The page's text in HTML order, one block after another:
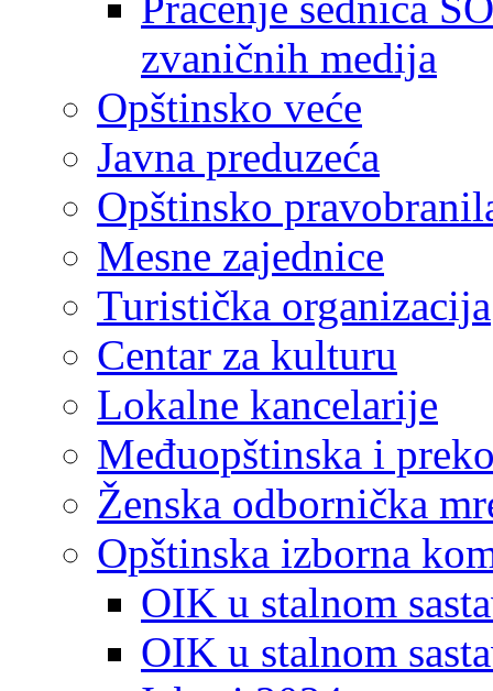
zvaničnih medija
Opštinsko veće
Javna preduzeća
Opštinsko
Mesne zajednice
Turistička organizacija
Centar za kulturu
Lokalne kancelarije
Međuopštinska i
Ženska odbornička
Opštinska izborna
OIK u stalnom
OIK u stalnom